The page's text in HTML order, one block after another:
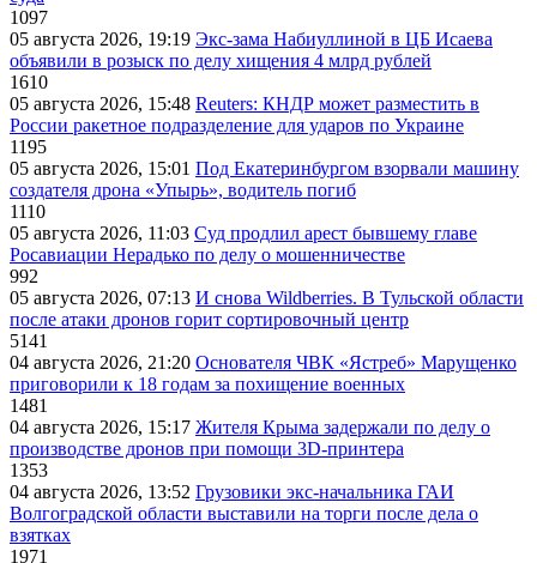
1097
05 августа 2026, 19:19 Экс-зама Набиуллиной в ЦБ Исаева
объявили в розыск по делу хищения 4 млрд рублей
1610
05 августа 2026, 15:48 Reuters: КНДР может разместить в
России ракетное подразделение для ударов по Украине
1195
05 августа 2026, 15:01 Под Екатеринбургом взорвали машину
создателя дрона «Упырь», водитель погиб
1110
05 августа 2026, 11:03 Суд продлил арест бывшему главе
Росавиации Нерадько по делу о мошенничестве
992
05 августа 2026, 07:13 И снова Wildberries. В Тульской области
после атаки дронов горит сортировочный центр
5141
04 августа 2026, 21:20 Основателя ЧВК «Ястреб» Марущенко
приговорили к 18 годам за похищение военных
1481
04 августа 2026, 15:17 Жителя Крыма задержали по делу о
производстве дронов при помощи 3D‑принтера
1353
04 августа 2026, 13:52 Грузовики экс-начальника ГАИ
Волгоградской области выставили на торги после дела о
взятках
1971